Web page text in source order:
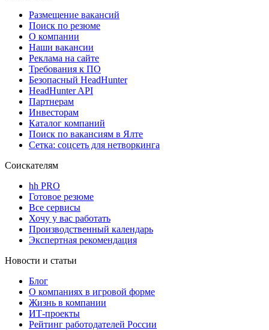
Размещение вакансий
Поиск по резюме
О компании
Наши вакансии
Реклама на сайте
Требования к ПО
Безопасный HeadHunter
HeadHunter API
Партнерам
Инвесторам
Каталог компаний
Поиск по вакансиям в Ялте
Сетка: соцсеть для нетворкинга
Соискателям
hh PRO
Готовое резюме
Все сервисы
Хочу у вас работать
Производственный календарь
Экспертная рекомендация
Новости и статьи
Блог
О компаниях в игровой форме
Жизнь в компании
ИТ-проекты
Рейтинг работодателей России